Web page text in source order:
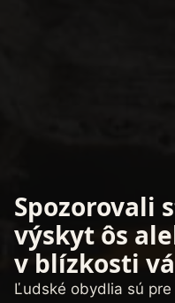
Spozorovali
výskyt ôs
v blízkosti
Ľudské obydlia sú